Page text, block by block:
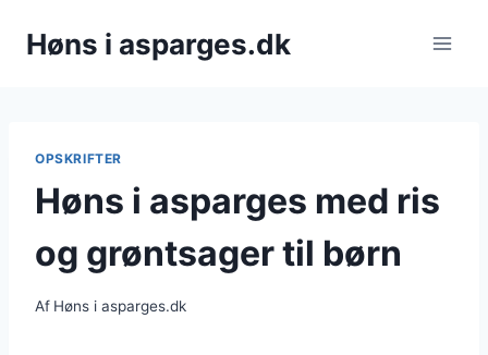
Høns i asparges.dk
OPSKRIFTER
Høns i asparges med ris
og grøntsager til børn
Af Høns i asparges.dk